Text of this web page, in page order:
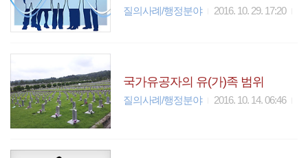
질의사례/행정분야 2016. 10. 29. 17:20
국가유공자의 유(가)족 범위
질의사례/행정분야 2016. 10. 14. 06:46